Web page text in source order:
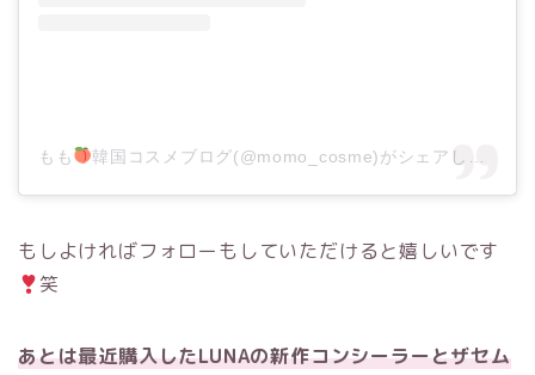
もも 韓国コスメブログ(@momo_cosme)がシェアした投稿
もしよければフォローもしていただけると嬉しいです
笑
あとは最近購入したLUNAの新作コンシーラーとザセム